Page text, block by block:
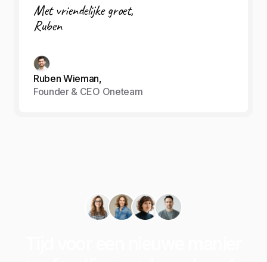
Met vriendelijke groet,
Ruben
Ruben Wieman,
Founder & CEO Oneteam